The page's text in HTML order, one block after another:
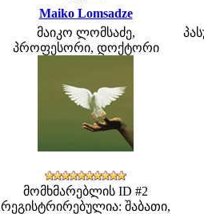
Maiko Lomsadze
მაიკო ლომსაძე,
პროფესორი, დოქტორი
მომხმარებლის ID #2
რეგისტრირებულია: შაბათი,